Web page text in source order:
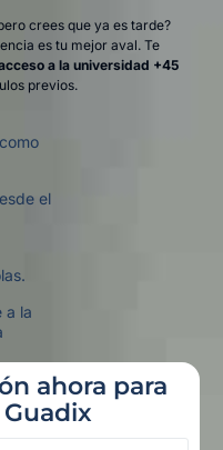
crees que ya es tarde?
es tu mejor aval. Te
a la universidad +45
previos.
el
a la
ahora para